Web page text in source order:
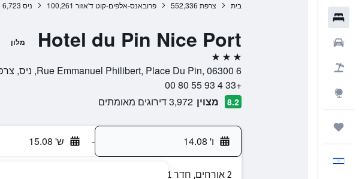
בית צרפת 552,336 פרובאנס-אלפים-קוט ד'אזור 100,261 ניס 6,723
Hotel du Pin Nice Port מלון
3 כוכבים
6 Rue Emmanuel Philibert, Place Du Pin, 06300, ניס, צרפת
+33 4 93 55 80 00
8.2 מצוין 3,972 דירוגים מאומתים
ו' 14.08 - ש' 15.08
2 אורחים, חדר 1